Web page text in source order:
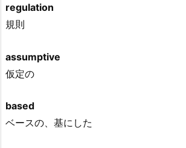
regulation
規則
assumptive
仮定の
based
ベースの、基にした